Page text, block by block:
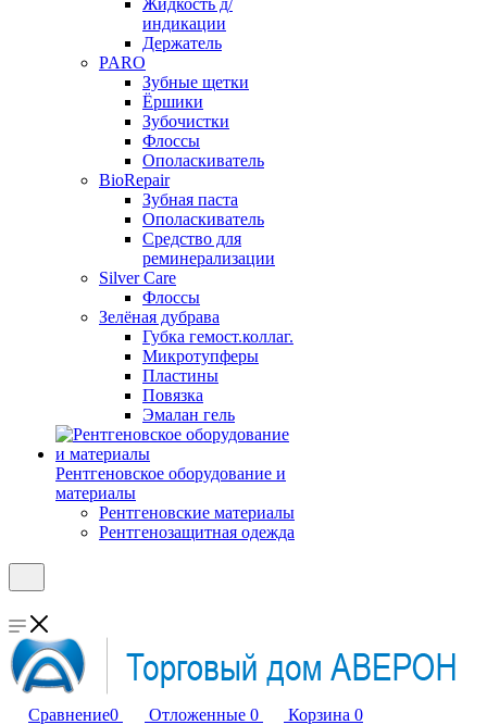
Жидкость д/
индикации
Держатель
PARO
Зубные щетки
Ёршики
Зубочистки
Флоссы
Ополаскиватель
BioRepair
Зубная паста
Ополаскиватель
Средство для
реминерализации
Silver Care
Флоссы
Зелёная дубрава
Губка гемост.коллаг.
Микротупферы
Пластины
Повязка
Эмалан гель
Рентгеновское оборудование и
материалы
Рентгеновские материалы
Рентгенозащитная одежда
Сравнение0 Отложенные 0 Корзина 0